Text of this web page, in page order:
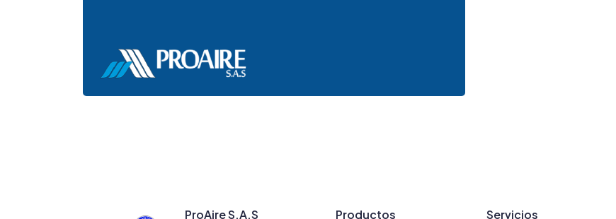
ProAire S.A.S Productos Servicios